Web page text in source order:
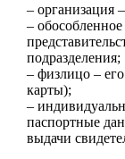
– организация
–
подразделения;
– физлицо –
карты);
–
паспортные
выдачи